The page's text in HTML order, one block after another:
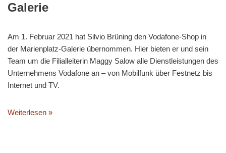
Galerie
Am 1. Februar 2021 hat Silvio Brüning den Vodafone-Shop in
der Marienplatz-Galerie übernommen. Hier bieten er und sein
Team um die Filialleiterin Maggy Salow alle Dienstleistungen des
Unternehmens Vodafone an – von Mobilfunk über Festnetz bis
Internet und TV.
Weiterlesen »